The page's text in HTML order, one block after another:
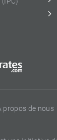
propos de nous